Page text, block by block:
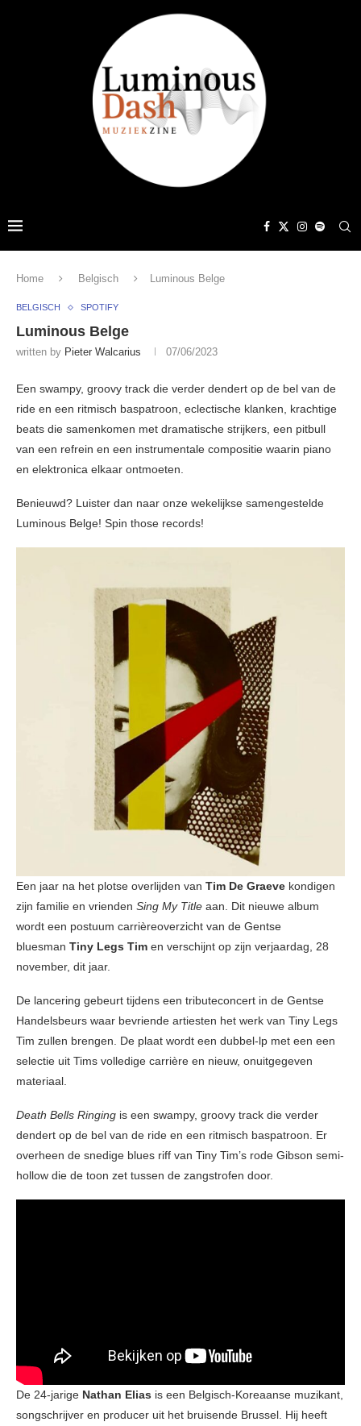
Home Belgisch Luminous Belge
BELGISCH SPOTIFY
Luminous Belge
written by Pieter Walcarius 07/06/2023
Een swampy, groovy track die verder dendert op de bel van de
ride en een ritmisch baspatroon, eclectische klanken, krachtige
beats die samenkomen met dramatische strijkers, een pitbull
van een refrein en een instrumentale compositie waarin piano
en elektronica elkaar ontmoeten.
Benieuwd? Luister dan naar onze wekelijkse samengestelde
Luminous Belge! Spin those records!
Een jaar na het plotse overlijden van Tim De Graeve kondigen
zijn familie en vrienden Sing My Title aan. Dit nieuwe album
wordt een postuum carrièreoverzicht van de Gentse
bluesman Tiny Legs Tim en verschijnt op zijn verjaardag, 28
november, dit jaar.
De lancering gebeurt tijdens een tributeconcert in de Gentse
Handelsbeurs waar bevriende artiesten het werk van Tiny Legs
Tim zullen brengen. De plaat wordt een dubbel-lp met een een
selectie uit Tims volledige carrière en nieuw, onuitgegeven
materiaal.
Death Bells Ringing is een swampy, groovy track die verder
dendert op de bel van de ride en een ritmisch baspatroon. Er
overheen de snedige blues riff van Tiny Tim’s rode Gibson semi-
hollow die de toon zet tussen de zangstrofen door.
De 24-jarige Nathan Elias is een Belgisch-Koreaanse muzikant,
songschrijver en producer uit het bruisende Brussel. Hij heeft